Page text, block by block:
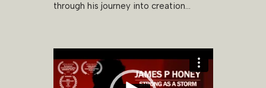
through his journey into creation…
e